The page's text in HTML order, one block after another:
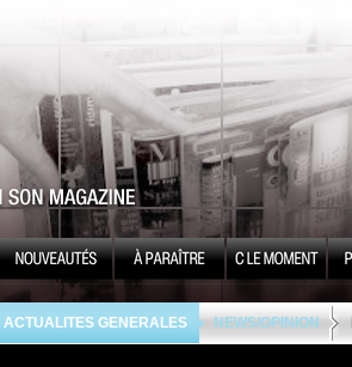
ACTUALITES GENERALES NEWS/OPINION